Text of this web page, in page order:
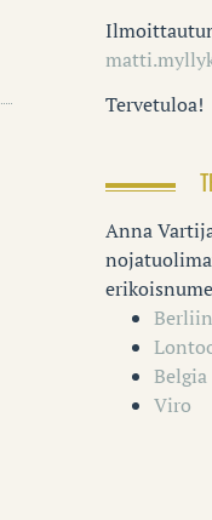
Tervetuloa!
Anna
Belgia
Viro